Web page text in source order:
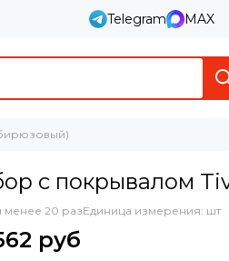
Telegram MAX
с покрывалом
менее 20 разЕдиница измерения: шт
руб